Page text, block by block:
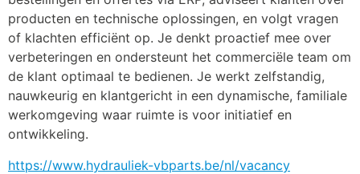
producten en technische oplossingen, en volgt vragen
of klachten efficiënt op. Je denkt proactief mee over
verbeteringen en ondersteunt het commerciële team om
de klant optimaal te bedienen. Je werkt zelfstandig,
nauwkeurig en klantgericht in een dynamische, familiale
werkomgeving waar ruimte is voor initiatief en
ontwikkeling.
https://www.hydrauliek-vbparts.be/nl/vacancy